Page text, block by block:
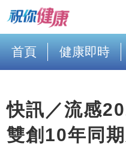
首頁 健康即時
快訊／流感
雙創10年同